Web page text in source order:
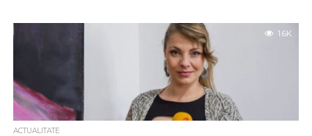
1.6K
ACTUALITATE